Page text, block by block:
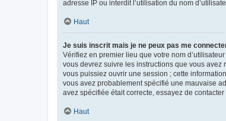
adresse IP ou interdit l’utilisation du nom
Haut
Je suis inscrit mais je ne peux pas me
Vérifiez en premier lieu que votre nom
vous devrez suivre les instructions que vous
vous puissiez ouvrir une session ; cette
vous avez probablement spécifié une mauvaise
avez spécifiée était correcte, essayez de
Haut